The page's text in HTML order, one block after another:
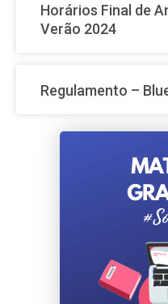
Horários Final de
Verão 2024
Regulamento –